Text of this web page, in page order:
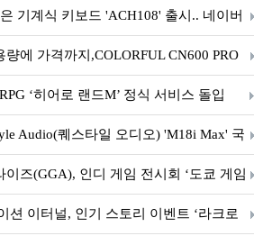
기계식 키보드 'ACH108' 출시.. 네이버
에 가격까지,COLORFUL CN600 PRO
‘히어로 랜드M’ 정식 서비스 돌입
Audio(퀘스타일 오디오) 'M18i Max' 국
이즈(GGA), 인디 게임 전시회 ‘도쿄 게임
션 이터널, 인기 스토리 이벤트 ‘라크로